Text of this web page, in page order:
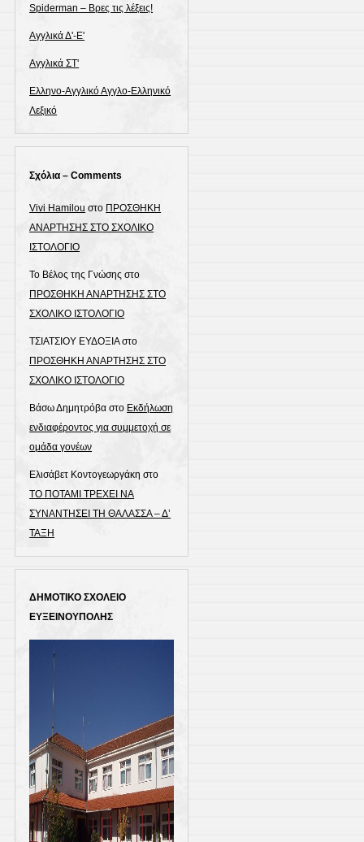
Spiderman – Βρες τις λέξεις!
Αγγλικά Δ'-Ε'
Αγγλικά ΣΤ'
Ελληνο-Αγγλικό Αγγλο-Ελληνικό
Λεξικό
Σχόλια – Comments
Vivi Hamilou στο ΠΡΟΣΘΗΚΗ
ΑΝΑΡΤΗΣΗΣ ΣΤΟ ΣΧΟΛΙΚΟ
ΙΣΤΟΛΟΓΙΟ
Το Βέλος της Γνώσης στο
ΠΡΟΣΘΗΚΗ ΑΝΑΡΤΗΣΗΣ ΣΤΟ
ΣΧΟΛΙΚΟ ΙΣΤΟΛΟΓΙΟ
ΤΣΙΑΤΣΙΟΥ ΕΥΔΟΞΙΑστο
ΠΡΟΣΘΗΚΗ ΑΝΑΡΤΗΣΗΣ ΣΤΟ
ΣΧΟΛΙΚΟ ΙΣΤΟΛΟΓΙΟ
Βάσω Δημητρόβα στο Εκδήλωση
ενδιαφέροντος για συμμετοχή σε
ομάδα γονέων
Ελισάβετ Κοντογεωργάκη στο
ΤΟ ΠΟΤΑΜΙ ΤΡΕΧΕΙ ΝΑ
ΣΥΝΑΝΤΗΣΕΙ ΤΗ ΘΑΛΑΣΣΑ – Δ’
ΤΑΞΗ
ΔΗΜΟΤΙΚΟ ΣΧΟΛΕΙΟ
ΕΥΞΕΙΝΟΥΠΟΛΗΣ